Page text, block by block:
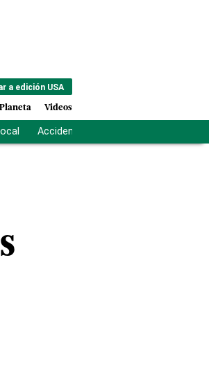
a edición USA
Planeta Videos
Accidente Los Ríos